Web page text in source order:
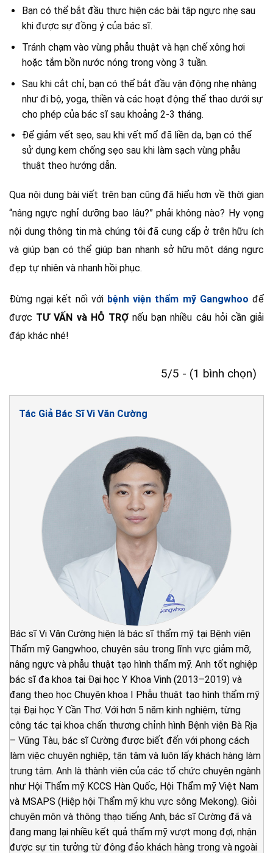
Bạn có thể bắt đầu thực hiện các bài tập ngực nhẹ sau
khi được sự đồng ý của bác sĩ.
Tránh chạm vào vùng phẫu thuật và hạn chế xông hơi
hoặc tắm bồn nước nóng trong vòng 3 tuần.
Sau khi cắt chỉ, bạn có thể bắt đầu vận động nhẹ nhàng
như đi bộ, yoga, thiền và các hoạt động thể thao dưới sự
cho phép của bác sĩ sau khoảng 2-3 tháng.
Để giảm vết sẹo, sau khi vết mổ đã liền da, bạn có thể
sử dụng kem chống sẹo sau khi làm sạch vùng phẫu
thuật theo hướng dẫn.
Qua nội dung bài viết trên bạn cũng đã hiểu hơn về thời gian
“nâng ngực nghỉ dưỡng bao lâu?” phải không nào? Hy vọng
nội dung thông tin mà chúng tôi đã cung cấp ở trên hữu ích
và giúp bạn có thể giúp bạn nhanh sở hữu một dáng ngực
đẹp tự nhiên và nhanh hồi phục.
Đừng ngại kết nối với bệnh viện thẩm mỹ Gangwhoo để
được TƯ VẤN và HỖ TRỢnếu bạn nhiều câu hỏi cần giải
đáp khác nhé!
5/5 - (1 bình chọn)
Tác Giả Bác Sĩ Vi Văn Cường
Bác sĩ Vi Văn Cường hiện là bác sĩ thẩm mỹ tại Bệnh viện
Thẩm mỹ Gangwhoo, chuyên sâu trong lĩnh vực giảm mỡ,
nâng ngực và phẫu thuật tạo hình thẩm mỹ. Anh tốt nghiệp
bác sĩ đa khoa tại Đại học Y Khoa Vinh (2013–2019) và
đang theo học Chuyên khoa I Phẫu thuật tạo hình thẩm mỹ
tại Đại học Y Cần Thơ. Với hơn 5 năm kinh nghiệm, từng
công tác tại khoa chấn thương chỉnh hình Bệnh viện Bà Rịa
– Vũng Tàu, bác sĩ Cường được biết đến với phong cách
làm việc chuyên nghiệp, tận tâm và luôn lấy khách hàng làm
trung tâm. Anh là thành viên của các tổ chức chuyên ngành
như Hội Thẩm mỹ KCCS Hàn Quốc, Hội Thẩm mỹ Việt Nam
và MSAPS (Hiệp hội Thẩm mỹ khu vực sông Mekong). Giỏi
chuyên môn và thông thạo tiếng Anh, bác sĩ Cường đã và
đang mang lại nhiều kết quả thẩm mỹ vượt mong đợi, nhận
được sự tin tưởng từ đông đảo khách hàng trong và ngoài